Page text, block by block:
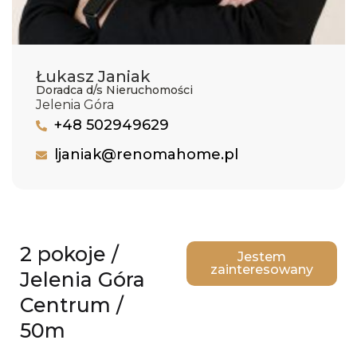
Łukasz Janiak
Doradca d/s Nieruchomości
Jelenia Góra
+48 502949629
ljaniak@renomahome.pl
2 pokoje /
Jelenia Góra
Centrum /
50m
Jestem
zainteresowany